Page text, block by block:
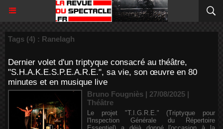
Tags (4) : Ranelagh
Dernier volet d'un triptyque consacré au théâtre,
"S.H.A.K.E.S.P.E.A.R.E.", sa vie, son œuvre en 80
minutes et en musique live
Bruno Fougniès | 27/08/2025 |
Théâtre
Le projet "T.I.G.R.E." (Triptyque pour
l'Inspection Générale du Répertoire